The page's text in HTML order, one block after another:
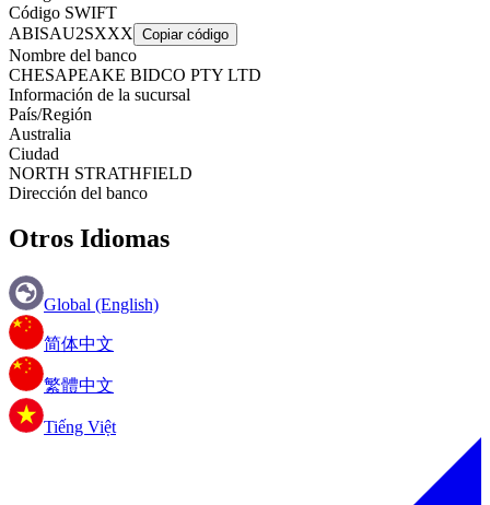
Código SWIFT
ABISAU2SXXX Copiar código
Nombre del banco
CHESAPEAKE BIDCO PTY LTD
Información de la sucursal
País/Región
Australia
Ciudad
NORTH STRATHFIELD
Dirección del banco
Otros Idiomas
Global (English)
简体中文
繁體中文
Tiếng Việt